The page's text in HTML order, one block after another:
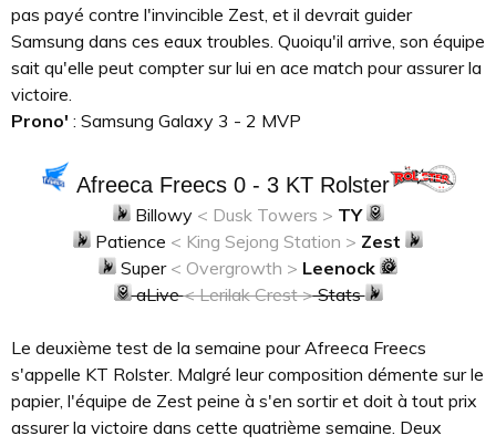
pas payé contre l'invincible Zest, et il devrait guider
Samsung dans ces eaux troubles. Quoiqu'il arrive, son équipe
sait qu'elle peut compter sur lui en ace match pour assurer la
victoire.
Prono' : Samsung Galaxy 3 - 2 MVP
Afreeca Freecs 0 - 3 KT Rolster
Billowy < Dusk Towers > TY
Patience < King Sejong Station > Zest
Super < Overgrowth > Leenock
aLive< Lerilak Crest >Stats
Le deuxième test de la semaine pour Afreeca Freecs
s'appelle KT Rolster. Malgré leur composition démente sur le
papier, l'équipe de Zest peine à s'en sortir et doit à tout prix
assurer la victoire dans cette quatrième semaine. Deux